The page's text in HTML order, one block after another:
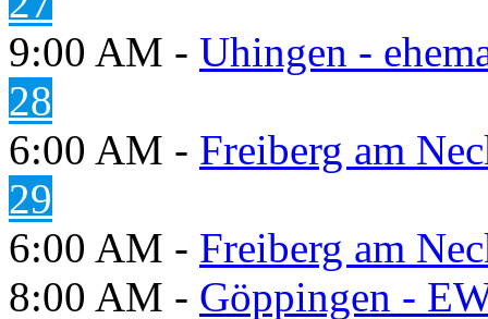
9:00 AM - Uhingen -
28
6:00 AM - Freiberg am
29
6:00 AM - Freiberg am
8:00 AM - Göppingen -